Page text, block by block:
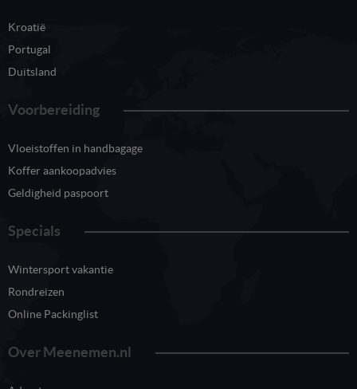
Kroatië
Portugal
Duitsland
Voorbereiding
Vloeistoffen in handbagage
Koffer aankoopadvies
Geldigheid paspoort
Specials
Wintersport vakantie
Rondreizen
Online Packinglist
Over Meenemen.nl